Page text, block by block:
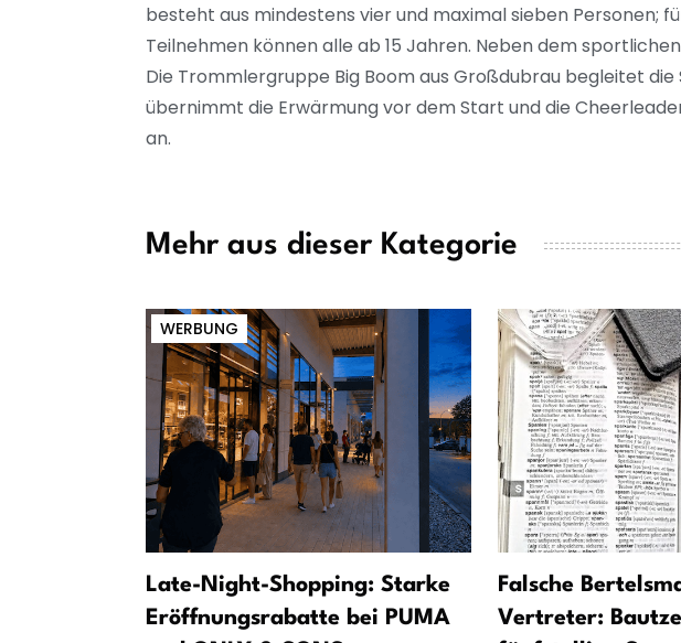
besteht aus mindestens vier und maximal sieben Personen;
Teilnehmen können alle ab 15 Jahren. Neben dem
Die Trommlergruppe Big Boom aus Großdubrau begleitet
übernimmt die Erwärmung vor dem Start und die
an.
Mehr aus dieser Kategorie
WERBUNG
Late-Night-Shopping: Starke
Eröffnungsrabatte bei PUMA
Falsche
Vertreter: